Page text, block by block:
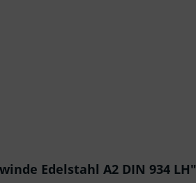
Edelstahl A2 DIN 934 LH"